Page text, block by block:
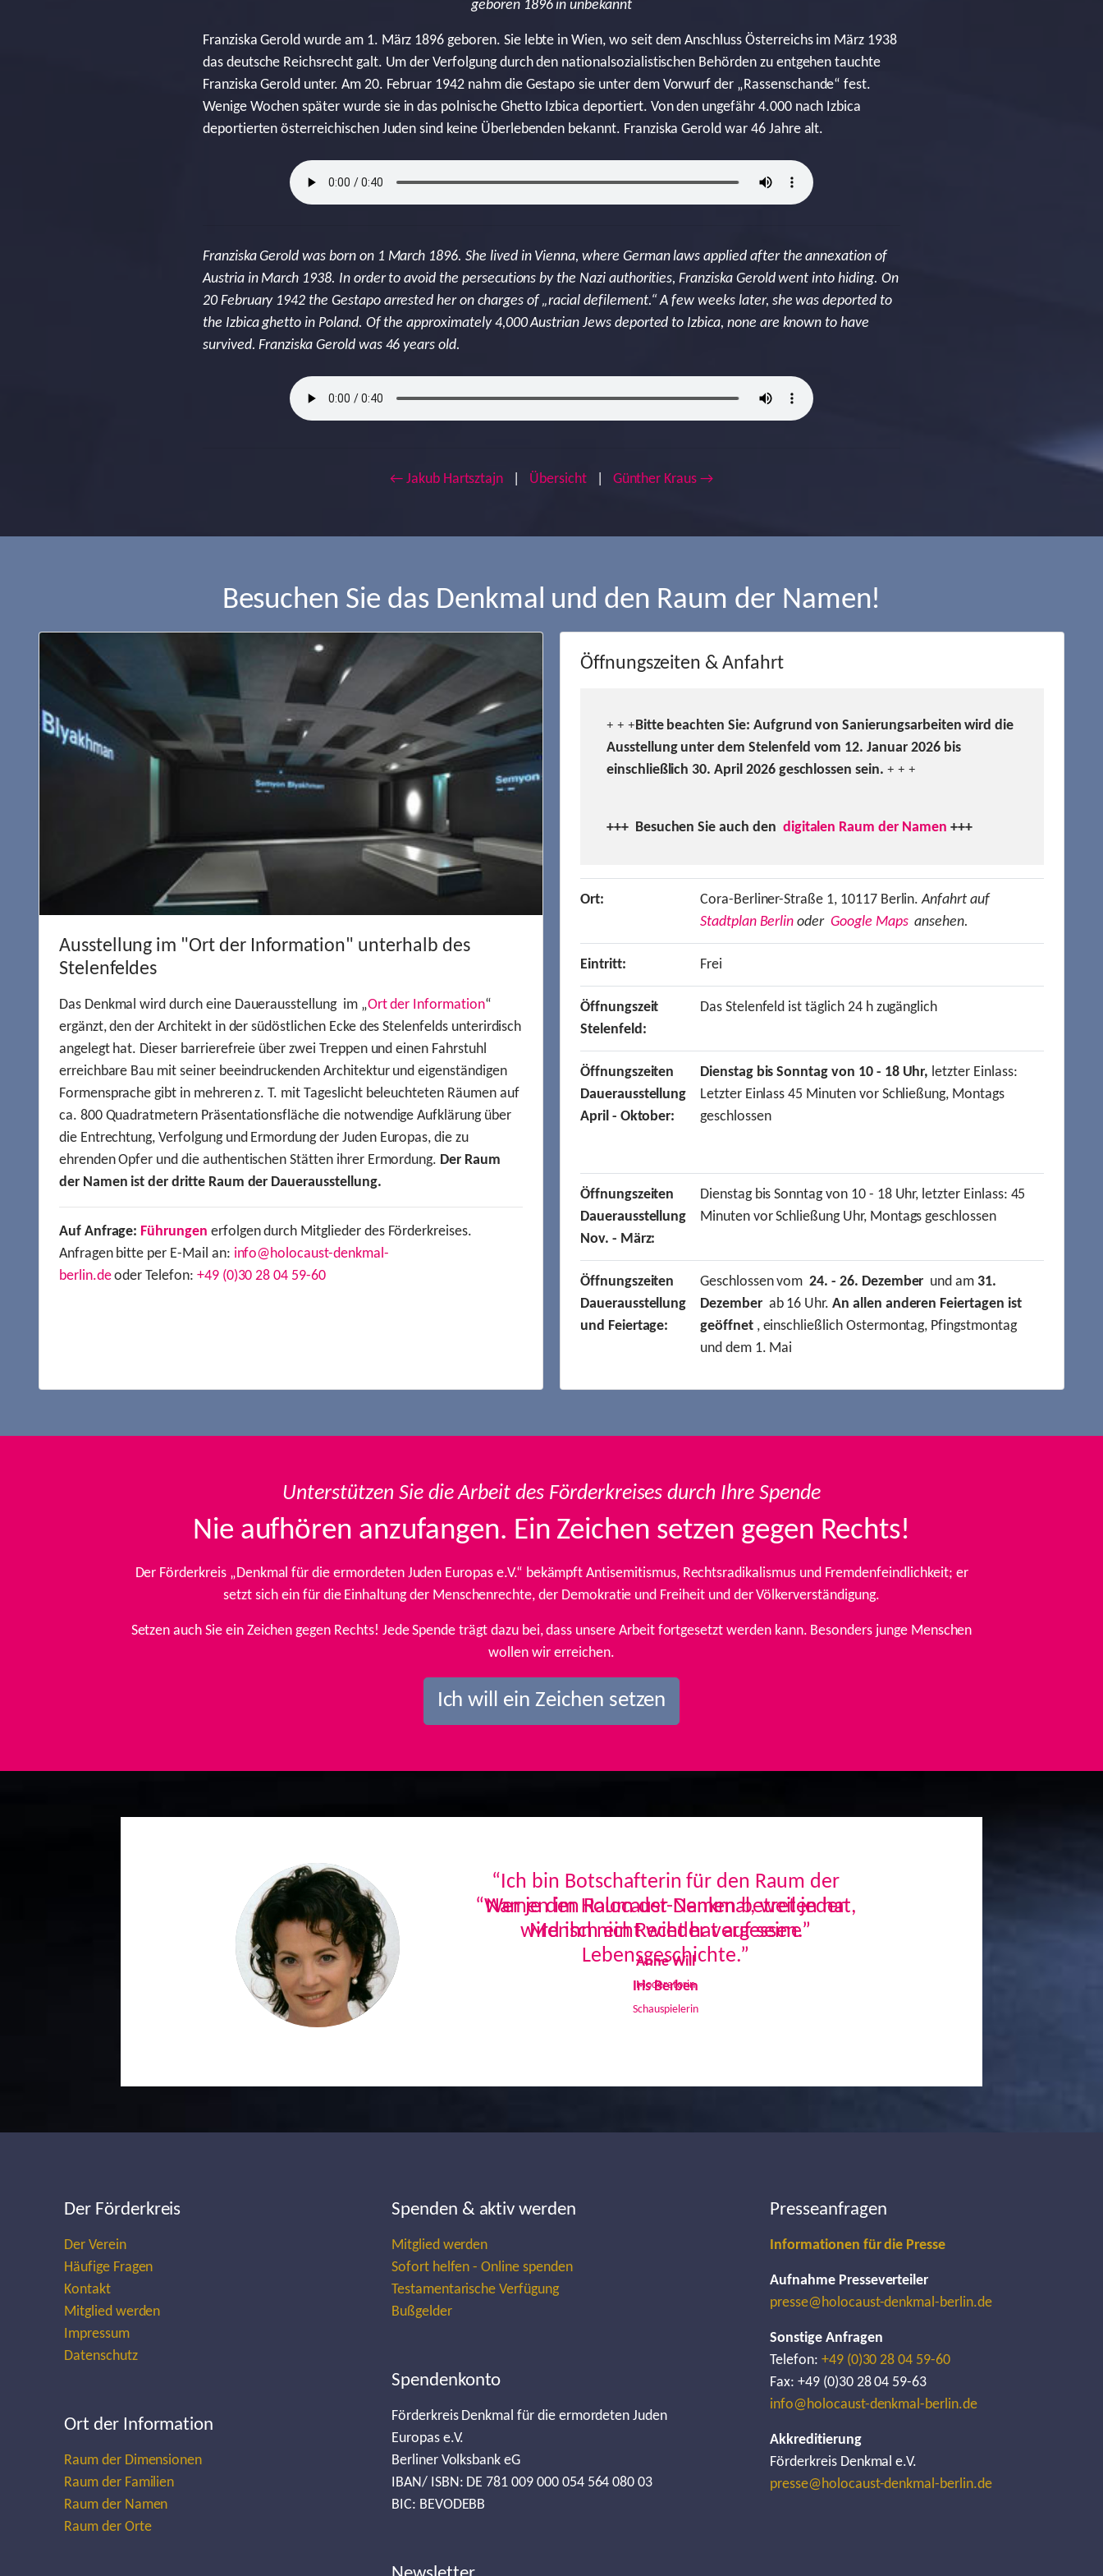
geboren 1896 in unbekannt
Franziska Gerold wurde am 1. März 1896 geboren. Sie lebte in Wien, wo seit dem Anschluss Österreichs im März 1938
das deutsche Reichsrecht galt. Um der Verfolgung durch den nationalsozialistischen Behörden zu entgehen tauchte
Franziska Gerold unter. Am 20. Februar 1942 nahm die Gestapo sie unter dem Vorwurf der „Rassenschande“ fest.
Wenige Wochen später wurde sie in das polnische Ghetto Izbica deportiert. Von den ungefähr 4.000 nach Izbica
deportierten österreichischen Juden sind keine Überlebenden bekannt. Franziska Gerold war 46 Jahre alt.
Franziska Gerold was born on 1 March 1896. She lived in Vienna, where German laws applied after the annexation of
Austria in March 1938. In order to avoid the persecutions by the Nazi authorities, Franziska Gerold went into hiding. On
20 February 1942 the Gestapo arrested her on charges of „racial defilement.“ A few weeks later, she was deported to
the Izbica ghetto in Poland. Of the approximately 4,000 Austrian Jews deported to Izbica, none are known to have
survived. Franziska Gerold was 46 years old.
← Jakub Hartsztajn Übersicht Günther Kraus →
Besuchen Sie das Denkmal und den Raum der Namen!
Ausstellung im "Ort der Information" unterhalb des
Stelenfeldes
Das Denkmal wird durch eine Dauerausstellung im „Ort der Information“
ergänzt, den der Architekt in der südöstlichen Ecke des Stelenfelds unterirdisch
angelegt hat. Dieser barrierefreie über zwei Treppen und einen Fahrstuhl
erreichbare Bau mit seiner beeindruckenden Architektur und eigenständigen
Formensprache gibt in mehreren z. T. mit Tageslicht beleuchteten Räumen auf
ca. 800 Quadratmetern Präsentationsfläche die notwendige Aufklärung über
die Entrechtung, Verfolgung und Ermordung der Juden Europas, die zu
ehrenden Opfer und die authentischen Stätten ihrer Ermordung. Der Raum
der Namen ist der dritte Raum der Dauerausstellung.
Auf Anfrage: Führungen erfolgen durch Mitglieder des Förderkreises.
Anfragen bitte per E-Mail an: info@holocaust-denkmal-
berlin.deoder Telefon: +49 (0)30 28 04 59-60
Öffnungszeiten & Anfahrt
+ + +Bitte beachten Sie: Aufgrund von Sanierungsarbeiten wird die
Ausstellung unter dem Stelenfeld vom 12. Januar 2026 bis
einschließlich 30. April 2026 geschlossen sein. + + +
+++ Besuchen Sie auch den digitalen Raum der Namen +++
Ort: Cora-Berliner-Straße 1, 10117 Berlin.Anfahrt auf
Stadtplan Berlin oder Google Mapsansehen.
Eintritt: Frei
Öffnungszeit
Stelenfeld:
Das Stelenfeld ist täglich 24 h zugänglich
Öffnungszeiten
Dauerausstellung
April - Oktober:
Dienstag bis Sonntag von 10 - 18 Uhr, letzter Einlass:
Letzter Einlass 45 Minuten vor Schließung, Montags
geschlossen
Öffnungszeiten
Dauerausstellung
Nov. - März:
Dienstag bis Sonntag von 10 - 18 Uhr, letzter Einlass: 45
Minuten vor Schließung Uhr, Montags geschlossen
Öffnungszeiten
Dauerausstellung
und Feiertage:
Geschlossen vom24. - 26. Dezember und am31.
Dezemberab 16 Uhr.An allen anderen Feiertagen ist
geöffnet, einschließlich Ostermontag, Pfingstmontag
und dem 1. Mai
Unterstützen Sie die Arbeit des Förderkreises durch Ihre Spende
Nie aufhören anzufangen. Ein Zeichen setzen gegen Rechts!
Der Förderkreis „Denkmal für die ermordeten Juden Europas e.V.“ bekämpft Antisemitismus, Rechtsradikalismus und Fremdenfeindlichkeit; er
setzt sich ein für die Einhaltung der Menschenrechte, der Demokratie und Freiheit und der Völkerverständigung.
Setzen auch Sie ein Zeichen gegen Rechts! Jede Spende trägt dazu bei, dass unsere Arbeit fortgesetzt werden kann. Besonders junge Menschen
wollen wir erreichen.
Ich will ein Zeichen setzen
“Ich bin Botschafterin für den Raum der
Namen im Holocaust-Denkmal, weil jeder
Mensch ein Recht hat auf seine
Lebensgeschichte.”
Iris Berben
Schauspielerin
Previous
Der Förderkreis
Der Verein
Häufige Fragen
Kontakt
Mitglied werden
Impressum
Datenschutz
Ort der Information
Raum der Dimensionen
Raum der Familien
Raum der Namen
Raum der Orte
Spenden & aktiv werden
Mitglied werden
Sofort helfen - Online spenden
Testamentarische Verfügung
Bußgelder
Spendenkonto
Förderkreis Denkmal für die ermordeten Juden
Europas e.V.
Berliner Volksbank eG
IBAN/ ISBN: DE 781 009 000 054 564 080 03
BIC: BEVODEBB
Presseanfragen
Informationen für die Presse
Aufnahme Presseverteiler
presse@holocaust-denkmal-berlin.de
Sonstige Anfragen
Telefon: +49 (0)30 28 04 59-60
Fax: +49 (0)30 28 04 59-63
info@holocaust-denkmal-berlin.de
Akkreditierung
Förderkreis Denkmal e.V.
presse@holocaust-denkmal-berlin.de